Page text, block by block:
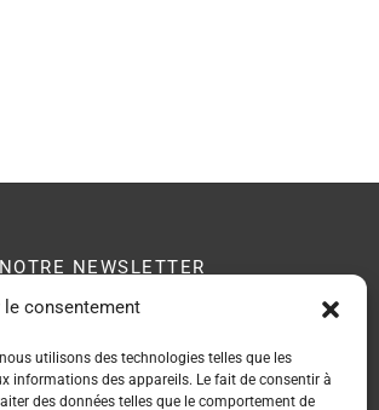
le consentement
utilisons des technologies telles que les
informations des appareils. Le fait de consentir à
des données telles que le comportement de
NEWSLETTER